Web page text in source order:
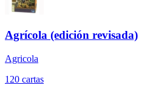
Agrícola (edición revisada)
Agricola
120 cartas